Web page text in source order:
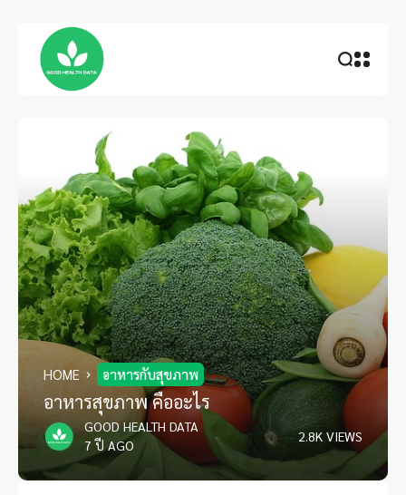
HOME อาหารกับสุขภาพ
อาหารสุขภาพ คืออะไร
GOOD HEALTH DATA
7 ปี AGO
2.8K VIEWS